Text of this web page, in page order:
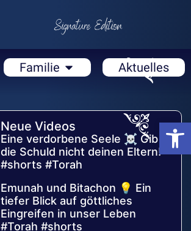
Familie Aktuelles
Neue Videos
Eine verdorbene Seele ☠️ Gib
die Schuld nicht deinen Eltern!
#shorts #Torah
Emunah und Bitachon 💡 Ein
tiefer Blick auf göttliches
Eingreifen in unser Leben
#Torah #shorts